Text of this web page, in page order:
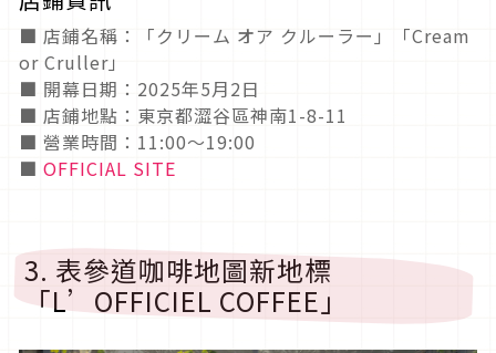
■ 店鋪名稱：「クリーム オア クルーラー」「Cream
or Cruller」
■ 開幕日期：2025年5月2日
■ 店鋪地點：東京都澀谷區神南1-8-11
■ 營業時間：11:00～19:00
■ OFFICIAL SITE
3. 表參道咖啡地圖新地標
「L’OFFICIEL COFFEE」